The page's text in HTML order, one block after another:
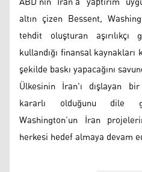
altın çizen Bessent,
tehdit oluşturan
kullandığı finansal
şekilde baskı yapacağını
Ülkesinin İran'ı dışlayan
kararlı olduğunu dile
Washington’un İran
herkesi hedef almaya devam